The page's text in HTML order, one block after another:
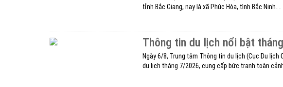
tỉnh Bắc Giang, nay là xã Phúc Hòa, tình Bắc Ninh....
Thông tin du lịch nổi bật
Ngày 6/8, Trung tâm Thông tin du lịch (Cục Du
du lịch tháng 7/2026, cung cấp bức tranh toàn cảnh